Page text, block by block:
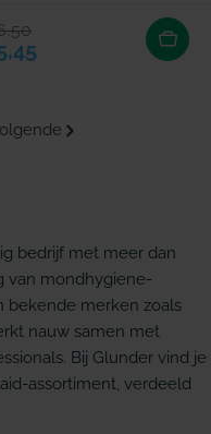
prijs
bedrijf met meer dan
van mondhygiene-
bekende merken zoals
nauw samen met
Bij Glunder vind je
assortiment, verdeeld